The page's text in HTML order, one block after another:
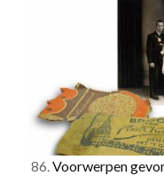
86.Voorwerpen